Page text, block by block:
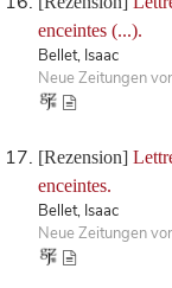
enceintes (...).
Bellet, Isaac
Neue Zeitungen
[Rezension]
enceintes.
Bellet, Isaac
Neue Zeitungen